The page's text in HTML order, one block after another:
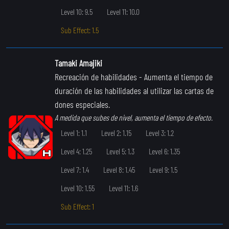
Level 10: 9.5
Level 11: 10.0
Sub Effect: 1.5
Tamaki Amajiki
Recreación de habilidades - Aumenta el tiempo de
duración de las habilidades al utilizar las cartas de
dones especiales.
A medida que subes de nivel, aumenta el tiempo de efecto.
Level 1: 1.1
Level 2: 1.15
Level 3: 1.2
Level 4: 1.25
Level 5: 1.3
Level 6: 1.35
Level 7: 1.4
Level 8: 1.45
Level 9: 1.5
Level 10: 1.55
Level 11: 1.6
Sub Effect: 1